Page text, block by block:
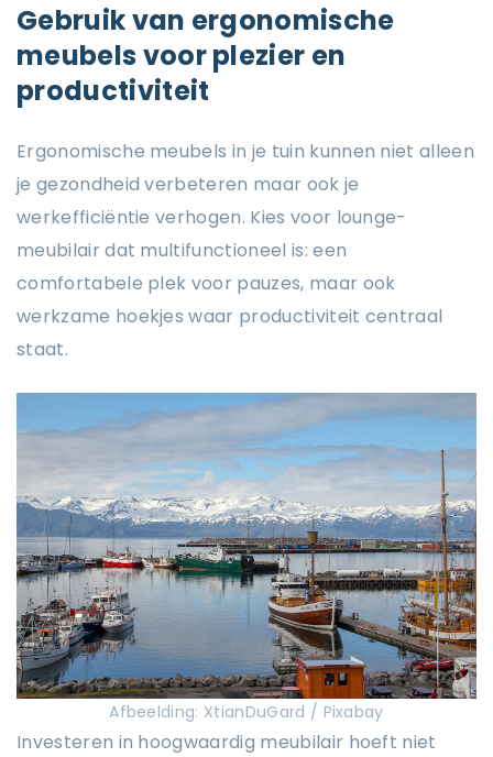
Gebruik van ergonomische
meubels voor plezier en
productiviteit
Ergonomische meubels in je tuin kunnen niet alleen
je gezondheid verbeteren maar ook je
werkefficiëntie verhogen. Kies voor lounge-
meubilair dat multifunctioneel is: een
comfortabele plek voor pauzes, maar ook
werkzame hoekjes waar productiviteit centraal
staat.
Afbeelding: XtianDuGard / Pixabay
Investeren in hoogwaardig meubilair hoeft niet